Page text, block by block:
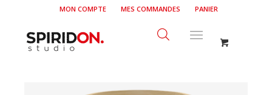
MON COMPTE MES COMMANDES PANIER